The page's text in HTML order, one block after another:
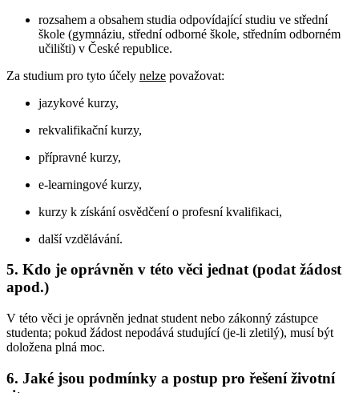
rozsahem a obsahem studia odpovídající studiu ve střední
škole (gymnáziu, střední odborné škole, středním odborném
učilišti) v České republice.
Za studium pro tyto účely nelze považovat:
jazykové kurzy,
rekvalifikační kurzy,
přípravné kurzy,
e-learningové kurzy,
kurzy k získání osvědčení o profesní kvalifikaci,
další vzdělávání.
5. Kdo je oprávněn v této věci jednat (podat žádost
apod.)
V této věci je oprávněn jednat student nebo zákonný zástupce
studenta; pokud žádost nepodává studující (je-li zletilý), musí být
doložena plná moc.
6. Jaké jsou podmínky a postup pro řešení životní